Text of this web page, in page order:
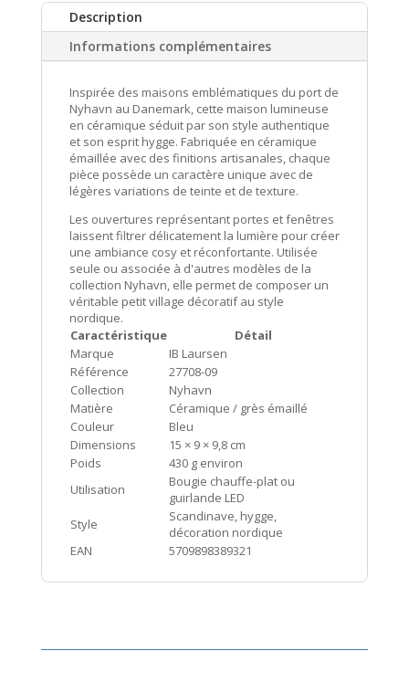
scandinave
ceramique
Laursen
bleue
Description
Informations complémentaires
Inspirée des maisons emblématiques du port de
Nyhavn au Danemark, cette maison lumineuse
en céramique séduit par son style authentique
et son esprit hygge. Fabriquée en céramique
émaillée avec des finitions artisanales, chaque
pièce possède un caractère unique avec de
légères variations de teinte et de texture.
Les ouvertures représentant portes et fenêtres
laissent filtrer délicatement la lumière pour créer
une ambiance cosy et réconfortante. Utilisée
seule ou associée à d'autres modèles de la
collection Nyhavn, elle permet de composer un
véritable petit village décoratif au style
nordique.
Caractéristique
Détail
Marque
IB Laursen
Référence
27708-09
Collection
Nyhavn
Matière
Céramique / grès émaillé
Couleur
Bleu
Dimensions
15 × 9 × 9,8 cm
Poids
430 g environ
Utilisation
Bougie chauffe-plat ou
guirlande LED
Style
Scandinave, hygge,
décoration nordique
EAN
5709898389321